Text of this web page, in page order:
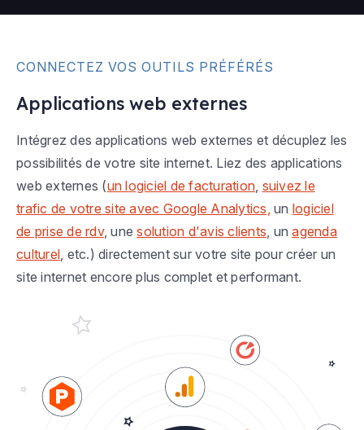
CONNECTEZ VOS OUTILS PRÉFÉRÉS
Applications web externes
Intégrez des applications web externes et décuplez les
possibilités de votre site internet. Liez des applications
web externes (un logiciel de facturation, suivez le
trafic de votre site avec Google Analytics, un logiciel
de prise de rdv, unesolution d'avis clients, unagenda
culturel, etc.) directement sur votre site pour créer un
site internet encore plus complet et performant.